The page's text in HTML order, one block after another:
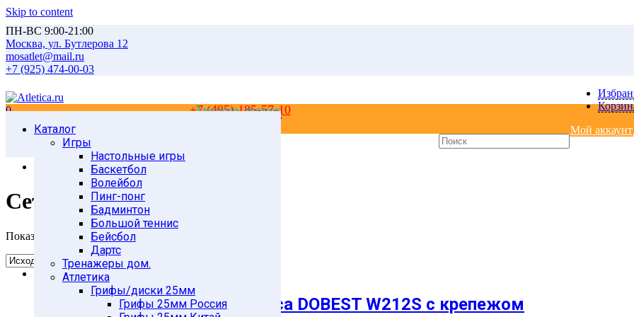
Skip to content
ПН-ВС 9:00-21:00
Москва, ул. Бутлерова 12
mosatlet@mail.ru
+7 (925) 474-00-03
Мой аккаунт
0
+7 (495) 185-57-10
Заказать звонок
Каталог
Игры
Настольные игры
Баскетбол
Волейбол
Пинг-понг
Бадминтон
Большой теннис
Бейсбол
Дартс
Тренажеры дом.
Атлетика
Грифы/диски 25мм
Грифы 25мм Россия
Главная
Товары
ТЕННИС
Сетки для пинг-понга
Сетки для пинг-понга
Показ 1 элемента
Сетка для настольного тенниса DOBEST W212S с крепежом